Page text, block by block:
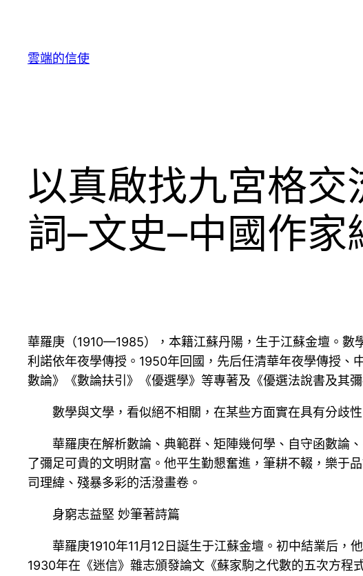
雲端的信使
以真啟找九宮格
詞–文史–中國作家
華羅庚（1910—1985），本籍江蘇丹陽，生于江蘇金壇。
利諾依年夜學傳授。1950年回國，先后任清華年夜學傳授
數論》《數論扶引》《優選學》等專著及《優選法說書及其
數學與文學，看似絕不相關，在某些方面實在具有分歧
華羅庚在解析數論、典範群、矩陣幾何學、自守函數論
了彌足可貴的文明財富。他平生勤懇奮進，筆耕不輟，樂于
司理緯、殘暴多彩的活潑畫卷。
身窮志益堅 妙筆著詩篇
華羅庚1910年11月12日誕生于江蘇金壇。初中結業后
1930年在《迷信》雜志頒發論文《蘇家駒之代數的五次方